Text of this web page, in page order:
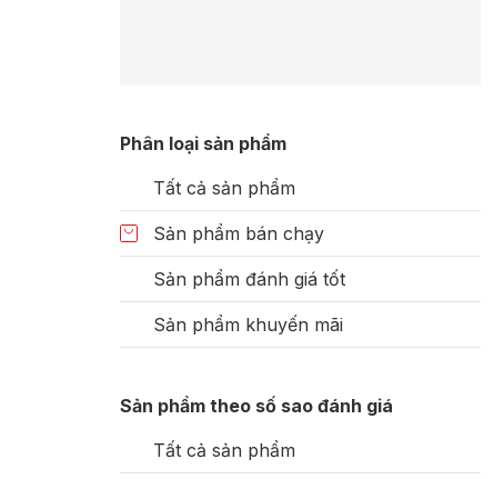
Phân loại sản phẩm
Tất cả sản phẩm
Sản phẩm bán chạy
Sản phẩm đánh giá tốt
Sản phẩm khuyến mãi
Sản phẩm theo số sao đánh giá
Tất cả sản phẩm